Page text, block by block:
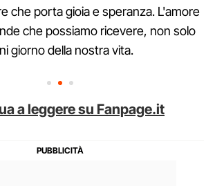
che porta gioia e speranza. L'amore
che possiamo ricevere, non solo
giorno della nostra vita.
a leggere su Fanpage.it